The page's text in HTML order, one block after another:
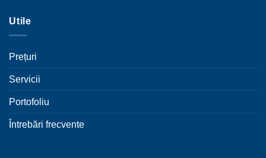
Utile
Prețuri
Servicii
Portofoliu
Întrebări frecvente